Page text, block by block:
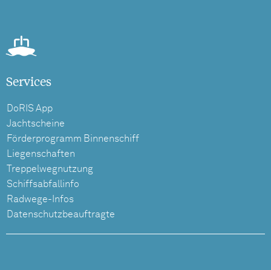
Services
DoRIS App
Jachtscheine
Förderprogramm Binnenschiff
Liegenschaften
Treppelwegnutzung
Schiffsabfallinfo
Radwege-Infos
Datenschutzbeauftragte